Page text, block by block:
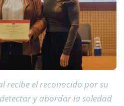
recibe el reconocido por su
y abordar la soledad